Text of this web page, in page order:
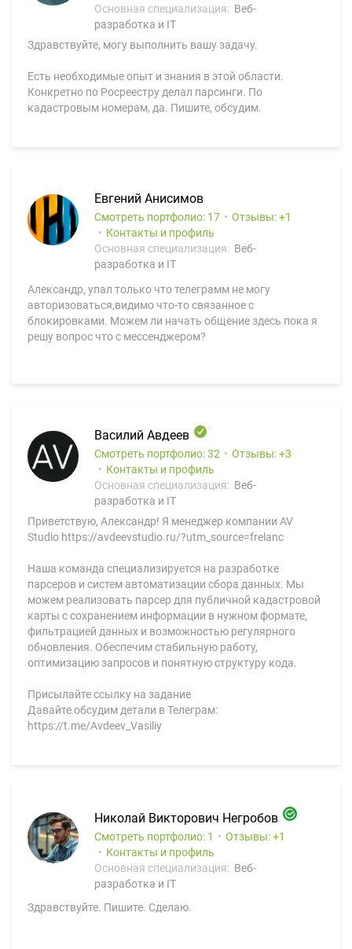
Основная специализация: Веб-
разработка и IT
Здравствуйте, могу выполнить вашу задачу.
Есть необходимые опыт и знания в этой области.
Конкретно по Росреестру делал парсинги. По
кадастровым номерам, да. Пишите, обсудим.
Евгений Анисимов
Смотреть портфолио: 17 Отзывы:
1
Контакты и профиль
Основная специализация: Веб-
разработка и IT
Александр, упал только что телеграмм не могу
авторизоваться,видимо что-то связанное с
блокировками. Можем ли начать общение здесь пока я
решу вопрос что с мессенджером?
Василий Авдеев
Смотреть портфолио: 32 Отзывы:
3
Контакты и профиль
Основная специализация: Веб-
разработка и IT
Приветствую, Александр! Я менеджер компании AV
Studio https://avdeevstudio.ru/?utm_source=frelanc
Наша команда специализируется на разработке
парсеров и систем автоматизации сбора данных. Мы
можем реализовать парсер для публичной кадастровой
карты с сохранением информации в нужном формате,
фильтрацией данных и возможностью регулярного
обновления. Обеспечим стабильную работу,
оптимизацию запросов и понятную структуру кода.
Присылайте ссылку на задание
Давайте обсудим детали в Телеграм:
https://t.me/Avdeev_Vasiliy
Николай Викторович Негробов
Смотреть портфолио: 1 Отзывы:
1
Контакты и профиль
Основная специализация: Веб-
разработка и IT
Здравствуйте. Пишите. Сделаю.